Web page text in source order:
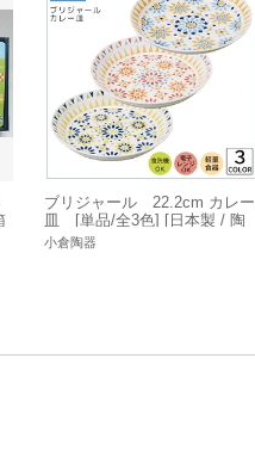
ブリジャール 22.2cm カレー
皿 [単品/全3色] [日本製 / 陶
器 / 美濃焼 / 食器]
小倉陶器